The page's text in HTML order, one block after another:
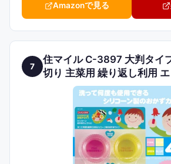
Amazonで見る
7
住マイル C-3897 大判タイ
切り 主菜用 繰り返し利用